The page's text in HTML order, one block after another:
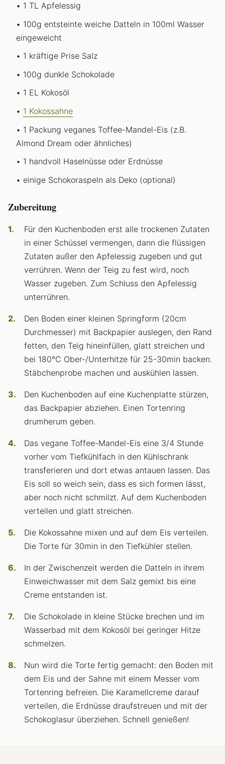
1 TL Apfelessig
100g entsteinte weiche Datteln in 100ml Wasser
eingeweicht
1 kräftige Prise Salz
100g dunkle Schokolade
1 EL Kokosöl
1 Kokossahne
1 Packung veganes Toffee-Mandel-Eis (z.B.
Almond Dream oder ähnliches)
1 handvoll Haselnüsse oder Erdnüsse
einige Schokoraspeln als Deko (optional)
Zubereitung
Für den Kuchenboden erst alle trockenen Zutaten
in einer Schüssel vermengen, dann die flüssigen
Zutaten außer den Apfelessig zugeben und gut
verrühren. Wenn der Teig zu fest wird, noch
Wasser zugeben. Zum Schluss den Apfelessig
unterrühren.
Den Boden einer kleinen Springform (20cm
Durchmesser) mit Backpapier auslegen, den Rand
fetten, den Teig hineinfüllen, glatt streichen und
bei 180°C Ober-/Unterhitze für 25-30min backen.
Stäbchenprobe machen und auskühlen lassen.
Den Kuchenboden auf eine Kuchenplatte stürzen,
das Backpapier abziehen. Einen Tortenring
drumherum geben.
Das vegane Toffee-Mandel-Eis eine 3/4 Stunde
vorher vom Tiefkühlfach in den Kühlschrank
transferieren und dort etwas antauen lassen. Das
Eis soll so weich sein, dass es sich formen lässt,
aber noch nicht schmilzt. Auf dem Kuchenboden
verteilen und glatt streichen.
Die Kokossahne mixen und auf dem Eis verteilen.
Die Torte für 30min in den Tiefkühler stellen.
In der Zwischenzeit werden die Datteln in ihrem
Einweichwasser mit dem Salz gemixt bis eine
Creme entstanden ist.
Die Schokolade in kleine Stücke brechen und im
Wasserbad mit dem Kokosöl bei geringer Hitze
schmelzen.
Nun wird die Torte fertig gemacht: den Boden mit
dem Eis und der Sahne mit einem Messer vom
Tortenring befreien. Die Karamellcreme darauf
verteilen, die Erdnüsse draufstreuen und mit der
Schokoglasur überziehen. Schnell genießen!